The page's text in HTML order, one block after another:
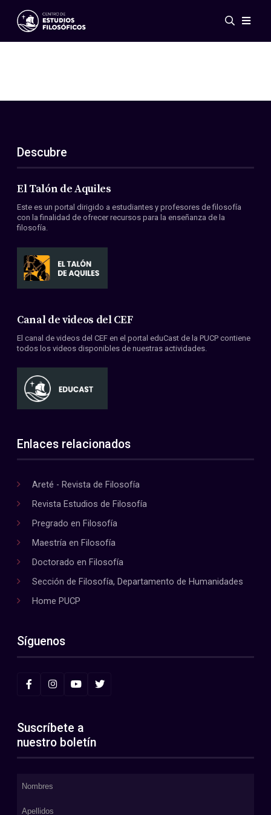
Eventos
ES
EN
Acerca de nosotros
Miembros
Convenios
Descubre
El Talón de Aquiles
Este es un portal dirigido a estudiantes y profesores de filosofía
con la finalidad de ofrecer recursos para la enseñanza de la
filosofía.
Canal de videos del CEF
El canal de videos del CEF en el portal eduCast de la PUCP contiene
todos los videos disponibles de nuestras actividades.
Enlaces relacionados
Areté - Revista de Filosofía
Revista Estudios de Filosofía
Pregrado en Filosofía
Maestría en Filosofía
Doctorado en Filosofía
Sección de Filosofía, Departamento de Humanidades
Home PUCP
Síguenos
Suscríbete a
nuestro boletín